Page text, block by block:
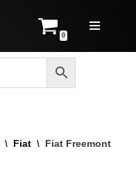
0
\ Fiat \ Fiat Freemont